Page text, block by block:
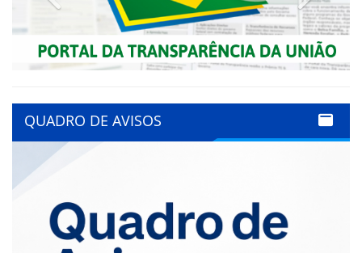
QUADRO DE AVISOS